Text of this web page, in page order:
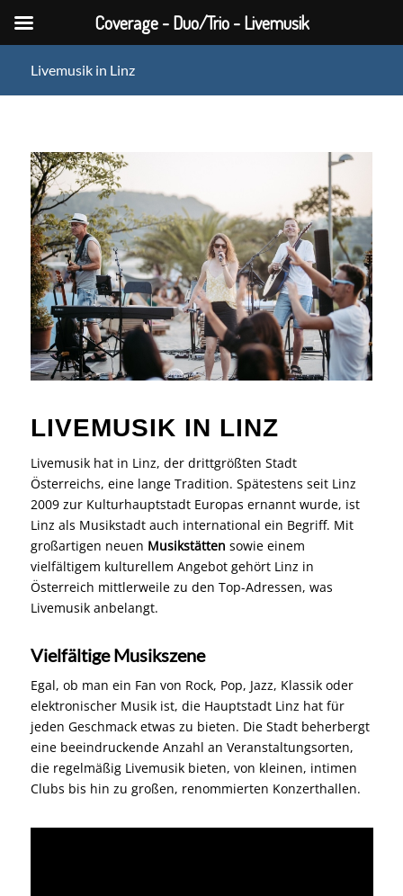
Livemusik in Linz
LIVEMUSIK IN LINZ
Livemusik hat in Linz, der drittgrößten Stadt
Österreichs, eine lange Tradition. Spätestens seit Linz
2009 zur Kulturhauptstadt Europas ernannt wurde, ist
Linz als Musikstadt auch international ein Begriff. Mit
großartigen neuen Musikstätten sowie einem
vielfältigem kulturellem Angebot gehört Linz in
Österreich mittlerweile zu den Top-Adressen, was
Livemusik anbelangt.
Vielfältige Musikszene
Egal, ob man ein Fan von Rock, Pop, Jazz, Klassik oder
elektronischer Musik ist, die Hauptstadt Linz hat für
jeden Geschmack etwas zu bieten. Die Stadt beherbergt
eine beeindruckende Anzahl an Veranstaltungsorten,
die regelmäßig Livemusik bieten, von kleinen, intimen
Clubs bis hin zu großen, renommierten Konzerthallen.
Coverage - Duo/Trio - Livemusik